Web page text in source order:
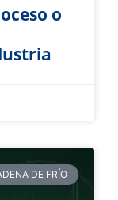
o
DE FRÍO